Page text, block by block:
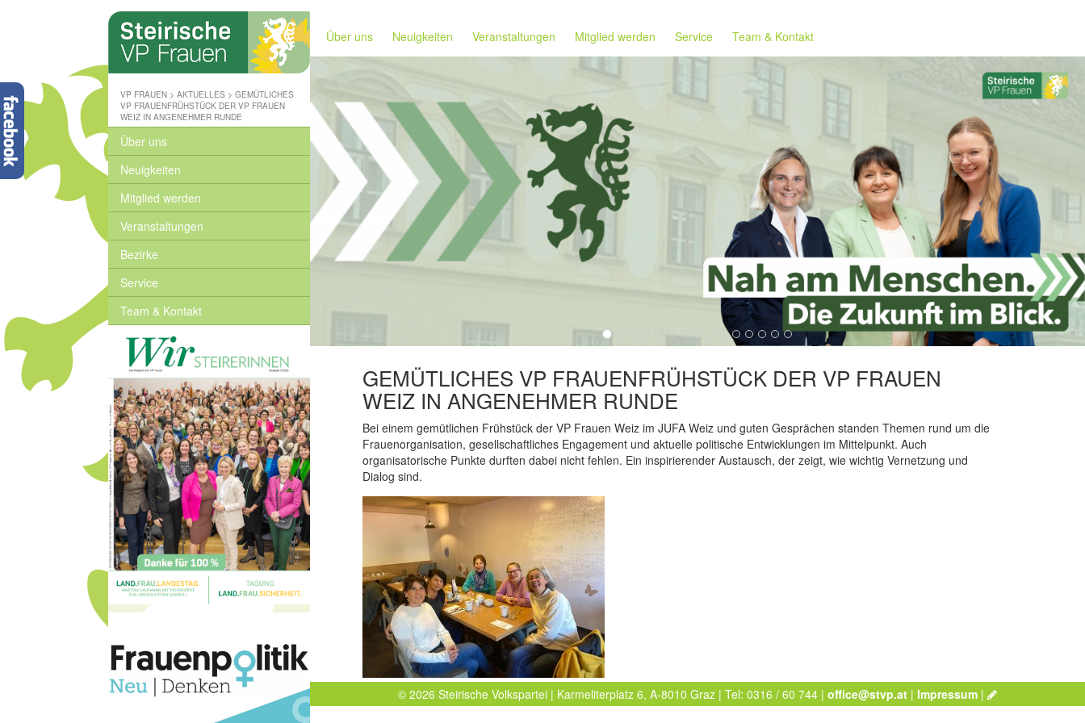
Steirische
Volkspartei
Wo
wir
zuhause
sind
www.stvp.at
VP FRAUEN >AKTUELLES >GEMÜTLICHES
VP FRAUENFRÜHSTÜCK DER VP FRAUEN
WEIZ IN ANGENEHMER RUNDE
Über uns
Neuigkeiten
Mitglied werden
Veranstaltungen
Bezirke
Service
Team & Kontakt
Über uns Neuigkeiten Veranstaltungen Mitglied werden Service Team & Kontakt
GEMÜTLICHES VP FRAUENFRÜHSTÜCK DER VP FRAUEN
WEIZ IN ANGENEHMER RUNDE
Bei einem gemütlichen Frühstück der VP Frauen Weiz im JUFA Weiz und guten Gesprächen standen Themen rund um die
Frauenorganisation, gesellschaftliches Engagement und aktuelle politische Entwicklungen im Mittelpunkt. Auch
organisatorische Punkte durften dabei nicht fehlen. Ein inspirierender Austausch, der zeigt, wie wichtig Vernetzung und
Dialog sind.
© 2026 Steirische Volkspartei | Karmeliterplatz 6, A-8010 Graz | Tel: 0316 / 60 744 |office@stvp.at |Impressum |